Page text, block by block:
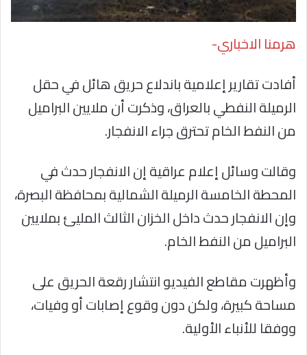
هرمنا الاخباري-
أفادت تقارير إعلامية باندلاع حريق هائل في حقل
الرميلة النفطي بالعراق، وذكرت أن ملايين البراميل
من النفط الخام تحترق جراء الانفجار.
وقالت وسائل إعلام عراقية إن الانفجار حدث في
المحطة الخامسة الرميلة الشمالية بمحافظة البصرة،
وإن الانفجار حدث داخل الخزان الثالث المليئ بملايين
البراميل من النفط الخام.
وأظهرت مقاطع الفيديو انتشار رقعة الحريق على
مساحة كبيرة، ولكن دون وقوع إصابات أو وفيات،
ووفقا للأنباء الأولية.